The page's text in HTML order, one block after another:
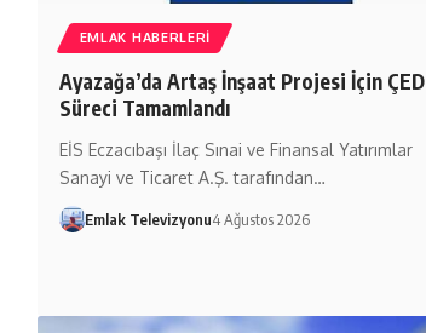
EMLAK HABERLERI
Ayazağa’da Artaş İnşaat Projesi İçin ÇED
Süreci Tamamlandı
EİS Eczacıbaşı İlaç Sınai ve Finansal Yatırımlar
Sanayi ve Ticaret A.Ş. tarafından…
Emlak Televizyonu4 Ağustos 2026